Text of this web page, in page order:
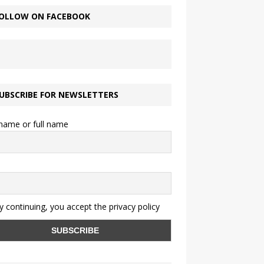
ON FACEBOOK
FOR NEWSLETTERS
or full name
continuing, you accept the privacy policy